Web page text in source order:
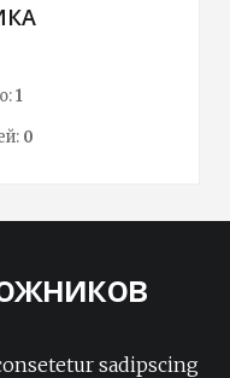
1
0
sadipscing